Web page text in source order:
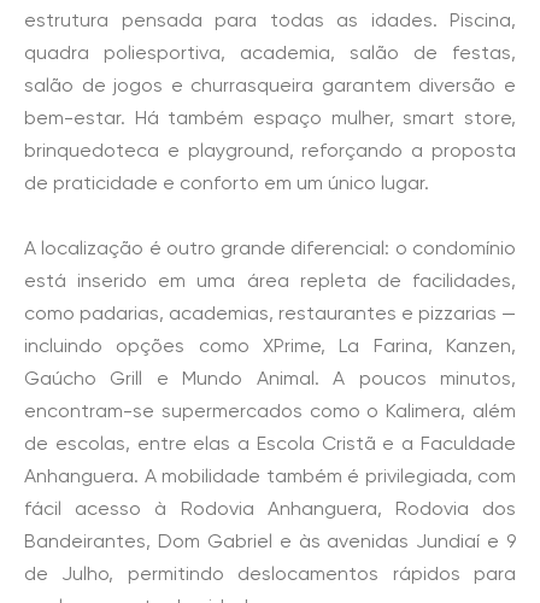
estrutura pensada para todas as idades. Piscina,
quadra poliesportiva, academia, salão de festas,
salão de jogos e churrasqueira garantem diversão e
bem-estar. Há também espaço mulher, smart store,
brinquedoteca e playground, reforçando a proposta
de praticidade e conforto em um único lugar.
A localização é outro grande diferencial: o condomínio
está inserido em uma área repleta de facilidades,
como padarias, academias, restaurantes e pizzarias —
incluindo opções como XPrime, La Farina, Kanzen,
Gaúcho Grill e Mundo Animal. A poucos minutos,
encontram-se supermercados como o Kalimera, além
de escolas, entre elas a Escola Cristã e a Faculdade
Anhanguera. A mobilidade também é privilegiada, com
fácil acesso à Rodovia Anhanguera, Rodovia dos
Bandeirantes, Dom Gabriel e às avenidas Jundiaí e 9
de Julho, permitindo deslocamentos rápidos para